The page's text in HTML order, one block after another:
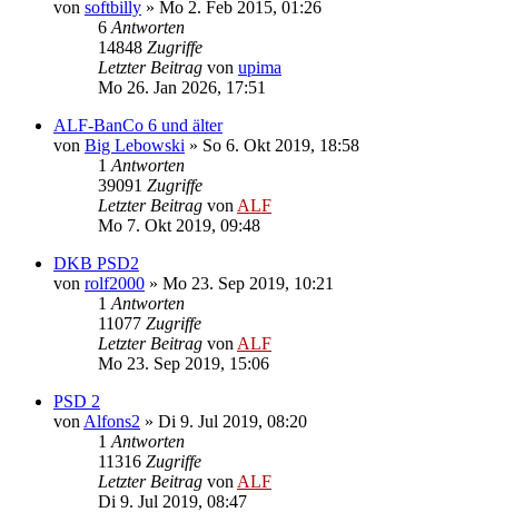
von softbilly » Mo 2. Feb 2015, 01:26
6 Antworten
14848 Zugriffe
Letzter Beitrag von upima
Mo 26. Jan 2026, 17:51
ALF-BanCo 6 und älter
von Big Lebowski » So 6. Okt 2019, 18:58
1 Antworten
39091 Zugriffe
Letzter Beitrag von ALF
Mo 7. Okt 2019, 09:48
DKB PSD2
von rolf2000 » Mo 23. Sep 2019, 10:21
1 Antworten
11077 Zugriffe
Letzter Beitrag von ALF
Mo 23. Sep 2019, 15:06
PSD 2
von Alfons2 » Di 9. Jul 2019, 08:20
1 Antworten
11316 Zugriffe
Letzter Beitrag von ALF
Di 9. Jul 2019, 08:47